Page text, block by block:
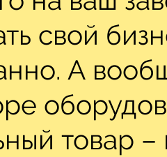
свой
А
товар –